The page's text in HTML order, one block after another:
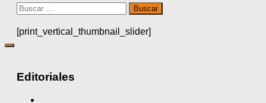
Buscar:
[print_vertical_thumbnail_slider]
Editoriales